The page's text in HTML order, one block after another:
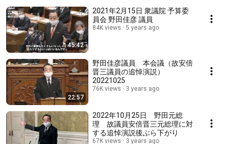
45:42
2021年2月15日 衆議院 予算委
員会 野田佳彦 議員
84K views 5 years ago
22:57
野田佳彦議員 本会議（故安倍
晋三議員の追悼演説）
20221025
76K views 3 years ago
2022年10月25日 野田元総
理 故議員安倍晋三元総理に対
する追悼演説後ぶら下がり
67K views 3 years ago